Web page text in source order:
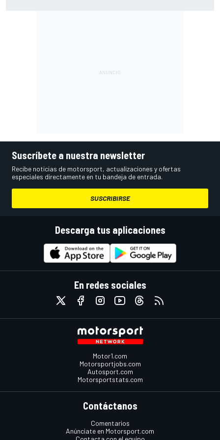
Suscríbete a nuestra newsletter
Recibe noticias de motorsport, actualizaciones y ofertas
especiales directamente en tu bandeja de entrada.
SUSCRIBIRSE
Descarga tus aplicaciones
En redes sociales
Motor1.com
Motorsportjobs.com
Autosport.com
Motorsportstats.com
Contáctanos
Comentarios
Anúnciate en Motorsport.com